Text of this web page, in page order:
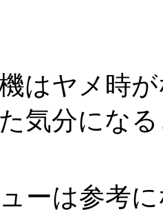
はヤメ時
気分にな
ーは参考